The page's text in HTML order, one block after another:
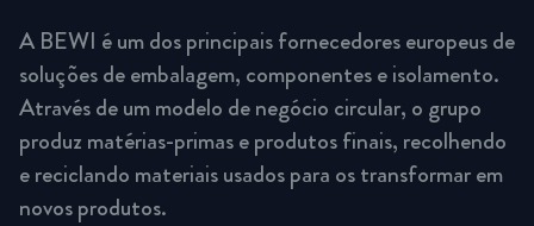
A BEWI é um dos principais fornecedores europeus de
soluções de embalagem, componentes e isolamento.
Através de um modelo de negócio circular, o grupo
produz matérias-primas e produtos finais, recolhendo
e reciclando materiais usados para os transformar em
novos produtos.